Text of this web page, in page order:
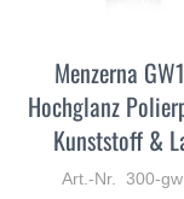
Menzerna
Hochglanz
Kunststoff &
Art.-Nr. 300-